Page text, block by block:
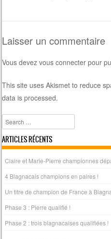
Laisser un commentaire
Vous devezvous connecter pour
This site uses Akismet to reduce
data is processed.
Search
ARTICLES RÉCENTS
Claire et Marie-Pierre championnes
4 Blagnacais champions en paires !
Un titre de champion de France à
Phase 3 : Pierre qualifié !
Phase 2 : trois blagnacaises qualifiées !